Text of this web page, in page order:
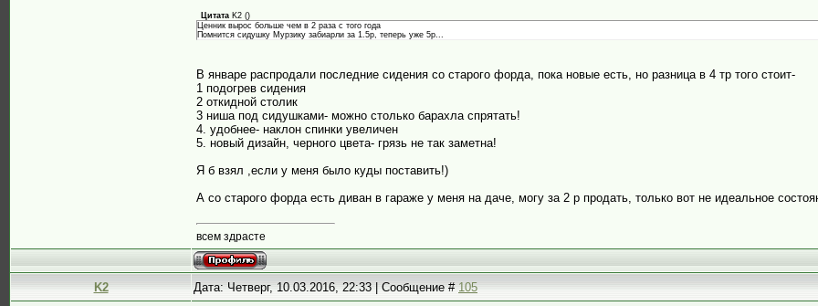
Цитата K2 ()
Ценник вырос больше чем в 2 раза с того года
Помнится сидушку Мурзику забиарли за 1.5р, теперь уже 5р...
В январе распродали последние сидения со старого форда, пока новые есть, но разница в 4 тр того стоит-
1 подогрев сидения
2 откидной столик
3 ниша под сидушками- можно столько барахла спрятать!
4. удобнее- наклон спинки увеличен
5. новый дизайн, черного цвета- грязь не так заметна!
Я б взял ,если у меня было куды поставить!)
А со старого форда есть диван в гараже у меня на даче, могу за 2 р продать, только вот не идеальное
всем здрасте
K2 Дата: Четверг, 10.03.2016, 22:33 | Сообщение #105